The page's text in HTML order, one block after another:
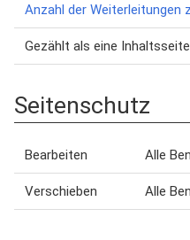
Anzahl der Weiterleitungen
Gezählt als eine Inhaltsseite
Seitenschutz
Bearbeiten Alle
Verschieben Alle